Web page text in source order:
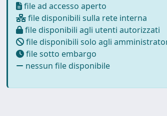
file ad accesso aperto
file disponibili sulla rete interna
file disponibili agli utenti autorizzati
file disponibili solo agli
file sotto embargo
nessun file disponibile